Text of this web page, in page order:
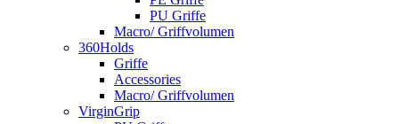
PU Griffe
Macro/ Griffvolumen
360Holds
Griffe
Accessories
Macro/ Griffvolumen
VirginGrip